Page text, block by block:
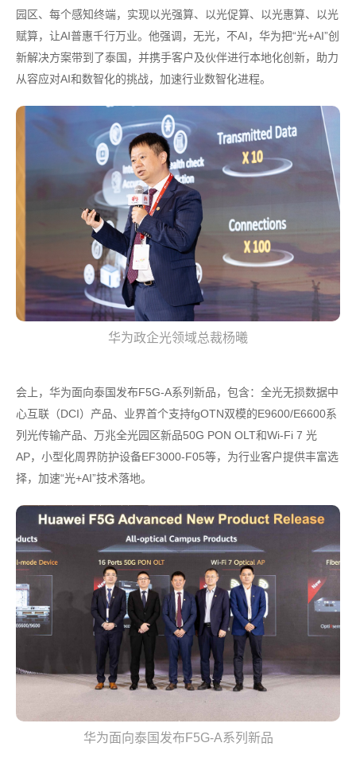
园区、每个感知终端，实现以光强算、以光促算、以光惠算、以光
赋算，让AI普惠千行万业。他强调，无光，不AI，华为把“光+AI”创
新解决方案带到了泰国，并携手客户及伙伴进行本地化创新，助力
从容应对AI和数智化的挑战，加速行业数智化进程。
华为政企光领域总裁杨曦
会上，华为面向泰国发布F5G-A系列新品，包含：全光无损数据中
心互联（DCI）产品、业界首个支持fgOTN双模的E9600/E6600系
列光传输产品、万兆全光园区新品50G PON OLT和Wi-Fi 7 光
AP，小型化周界防护设备EF3000-F05等，为行业客户提供丰富选
择，加速“光+AI”技术落地。
华为面向泰国发布F5G-A系列新品